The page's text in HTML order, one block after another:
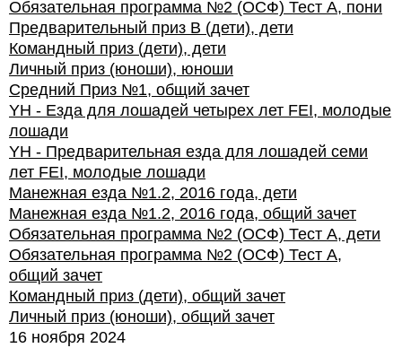
Обязательная программа №2 (ОСФ) Тест А, пони
Предварительный приз В (дети), дети
Командный приз (дети), дети
Личный приз (юноши), юноши
Средний Приз №1, общий зачет
YH - Езда для лошадей четырех лет FEI, молодые
лошади
YH - Предварительная езда для лошадей семи
лет FEI, молодые лошади
Манежная езда №1.2, 2016 года, дети
Манежная езда №1.2, 2016 года, общий зачет
Обязательная программа №2 (ОСФ) Тест А, дети
Обязательная программа №2 (ОСФ) Тест А,
общий зачет
Командный приз (дети), общий зачет
Личный приз (юноши), общий зачет
16 ноября 2024